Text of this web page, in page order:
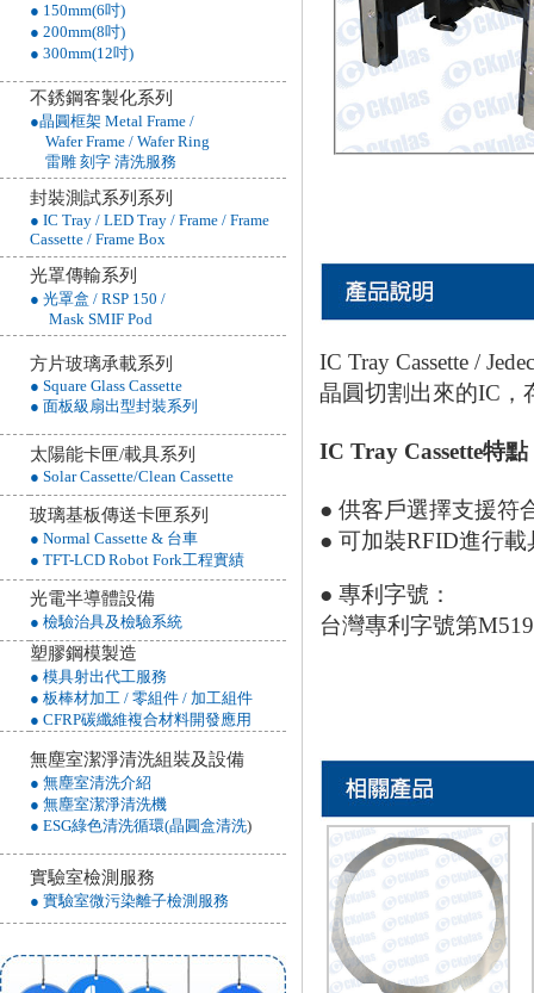
● 150mm(6吋)
● 200mm(8吋)
● 300mm(12吋)
不銹鋼客製化系列
●晶圓框架 Metal Frame /
Wafer Frame / Wafer Ring
雷雕 刻字 清洗服務
封裝測試系列系列
● IC Tray / LED Tray / Frame / Frame
Cassette / Frame Box
光罩傳輸系列
● 光罩盒 / RSP 150 /
Mask SMIF Pod
方片玻璃承載系列
● Square Glass Cassette
● 面板級扇出型封裝系列
太陽能卡匣/載具系列
● Solar Cassette/Clean Cassette
玻璃基板傳送卡匣系列
● Normal Cassette & 台車
● TFT-LCD Robot Fork工程實績
光電半導體設備
● 檢驗治具及檢驗系統
塑膠鋼模製造
● 模具射出代工服務
● 板棒材加工 / 零組件 / 加工組件
● CFRP碳纖維複合材料開發應用
無塵室潔淨清洗組裝及設備
● 無塵室清洗介紹
● 無塵室潔淨清洗機
● ESG綠色清洗循環(晶圓盒清洗)
實驗室檢測服務
● 實驗室微污染離子檢測服務
IC Tray Cassette /
晶圓切割出來的IC，
IC Tray Cassette特點
● 供客戶選擇支援符
● 可加裝RFID進行
● 專利字號：
台灣專利字號第